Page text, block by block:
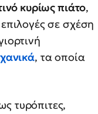
κυρίως πιάτο,
σε σχέση
, τα οποία
τυρόπιτες,